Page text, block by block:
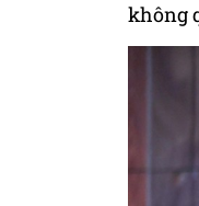
không